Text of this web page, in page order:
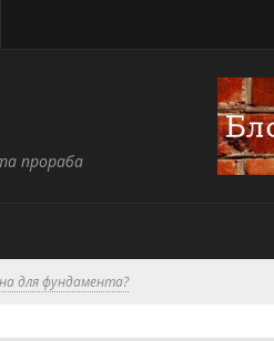
прораба
для фундамента?